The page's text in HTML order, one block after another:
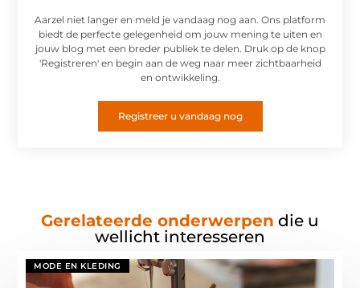
Aarzel niet langer en meld je vandaag nog aan. Ons platform
biedt de perfecte gelegenheid om jouw mening te uiten en
jouw blog met een breder publiek te delen. Druk op de knop
'Registreren' en begin aan de weg naar meer zichtbaarheid
en ontwikkeling.
Registreer u vandaag nog
Gerelateerde onderwerpen die u
wellicht interesseren
MODE EN KLEDING